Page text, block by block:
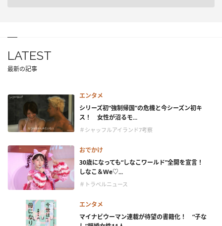
LATEST
最新の記事
エンタメ
シリーズ初“強制帰国”の危機と今シーズン初キ
ス！ 女性が沼るモ...
＃シャッフルアイランド7考察
おでかけ
30歳になっても“しなこワールド”全開を宣言！
しなこ＆We♡...
＃トラベルニュース
エンタメ
マイナビウーマン連載が待望の書籍化！ “子な